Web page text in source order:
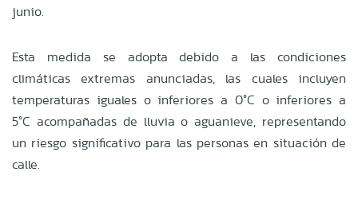
junio.
Esta medida se adopta debido a las condiciones
climáticas extremas anunciadas, las cuales incluyen
temperaturas iguales o inferiores a 0°C o inferiores a
5°C acompañadas de lluvia o aguanieve, representando
un riesgo significativo para las personas en situación de
calle.